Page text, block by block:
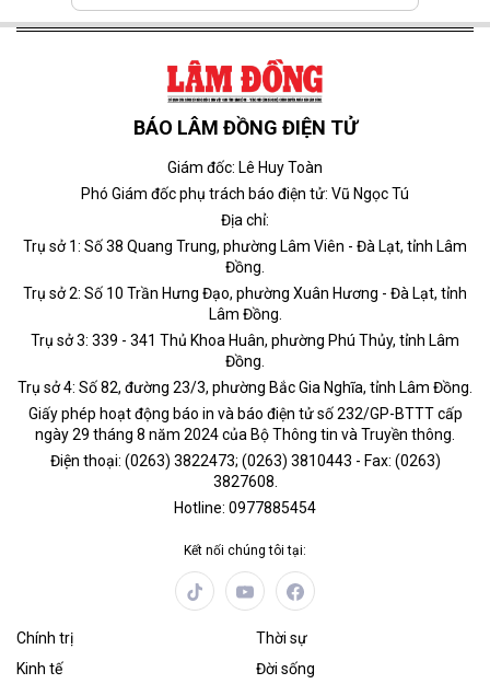
BÁO LÂM ĐỒNG ĐIỆN TỬ
Giám đốc: Lê Huy Toàn
Phó Giám đốc phụ trách báo điện tử: Vũ Ngọc Tú
Địa chỉ:
Trụ sở 1: Số 38 Quang Trung, phường Lâm Viên - Đà Lạt, tỉnh Lâm
Đồng.
Trụ sở 2: Số 10 Trần Hưng Đạo, phường Xuân Hương - Đà Lạt, tỉnh
Lâm Đồng.
Trụ sở 3: 339 - 341 Thủ Khoa Huân, phường Phú Thủy, tỉnh Lâm
Đồng.
Trụ sở 4: Số 82, đường 23/3, phường Bắc Gia Nghĩa, tỉnh Lâm Đồng.
Giấy phép hoạt động báo in và báo điện tử số 232/GP-BTTT cấp
ngày 29 tháng 8 năm 2024 của Bộ Thông tin và Truyền thông.
Điện thoại: (0263) 3822473; (0263) 3810443 - Fax: (0263)
3827608.
Hotline: 0977885454
Kết nối chúng tôi tại:
Chính trị
Thời sự
Kinh tế
Đời sống